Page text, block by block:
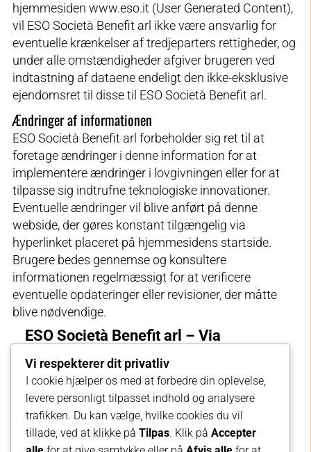
hjemmesiden www.eso.it (User Generated Content),
vil ESO Società Benefit arl ikke være ansvarlig for
eventuelle krænkelser af tredjeparters rettigheder, og
under alle omstændigheder afgiver brugeren ved
indtastning af dataene endeligt den ikke-eksklusive
ejendomsret til disse til ESO Società Benefit arl.
Ændringer af informationen
ESO Società Benefit arl forbeholder sig ret til at
foretage ændringer i denne information for at
implementere ændringer i lovgivningen eller for at
tilpasse sig indtrufne teknologiske innovationer.
Eventuelle ændringer vil blive anført på denne
webside, der gøres konstant tilgængelig via
hyperlinket placeret på hjemmesidens startside.
Brugere bedes gennemse og konsultere
informationen regelmæssigt for at verificere
eventuelle opdateringer eller revisioner, der måtte
blive nødvendige.
ESO Società Benefit arl – Via
Giuseppe Ungaretti 27 – 20090 Opera
(MI)
Tlf. 02 530111 – 02 53011209 –Moms-nr.
/ skattenr.
13288930152
REA-nummer1636344 –
Indbetalt
aktiekapital Euro
94.460,00 – PEC-adresse
Vi respekterer dit privatliv
I cookie hjælper os med at forbedre din oplevelse,
levere personligt tilpasset indhold og analysere
trafikken. Du kan vælge, hvilke cookies du vil
tillade, ved at klikke på Tilpas. Klik på Accepter